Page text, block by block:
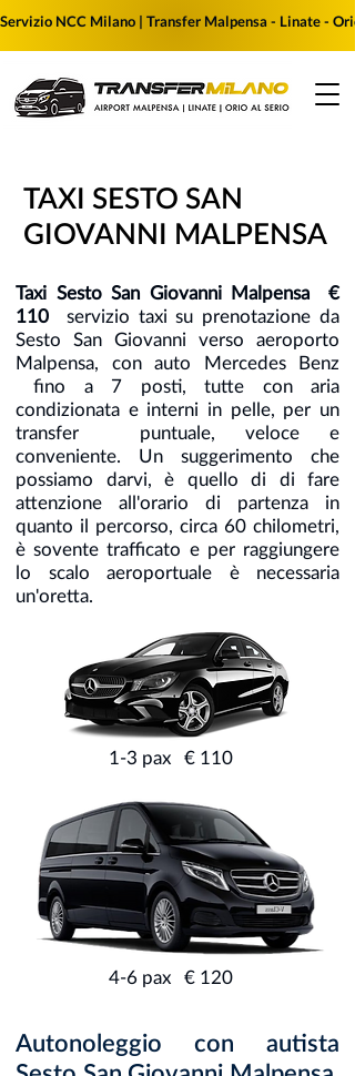
Servizio NCC Milano | Transfer Malpensa - Linate -
TAXI SESTO SAN
GIOVANNI MALPENSA
Taxi Sesto San Giovanni Malpensa €
110 servizio taxi su prenotazione da
Sesto San Giovanni verso aeroporto
Malpensa, con auto Mercedes Benz
fino a 7 posti, tutte con aria
condizionata e interni in pelle, per un
transfer puntuale, veloce e
conveniente. Un suggerimento che
possiamo darvi, è quello di di fare
attenzione all'orario di partenza in
quanto il percorso, circa 60 chilometri,
è sovente trafficato e per raggiungere
lo scalo aeroportuale è necessaria
un'oretta.
1-3 pax € 110
4-6 pax € 120
Autonoleggio con autista